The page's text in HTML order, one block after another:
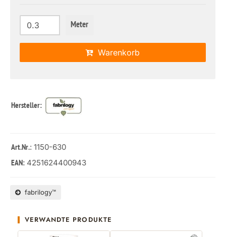
Meter
Warenkorb
Hersteller:
Art.Nr.: 1150-630
EAN: 4251624400943
fabrilogy™
VERWANDTE PRODUKTE